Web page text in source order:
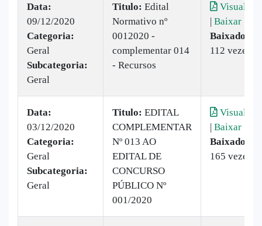
Data:
09/12/2020
Categoria:
Geral
Subcategoria:
Geral
Titulo: Edital
Normativo nº
0012020 -
complementar 014
- Recursos
Visualizar
| Baixar
Baixado:
112 vezes
Data:
03/12/2020
Categoria:
Geral
Subcategoria:
Geral
Titulo: EDITAL
COMPLEMENTAR
Nº 013 AO
EDITAL DE
CONCURSO
PÚBLICO Nº
001/2020
Visualizar
| Baixar
Baixado:
165 vezes